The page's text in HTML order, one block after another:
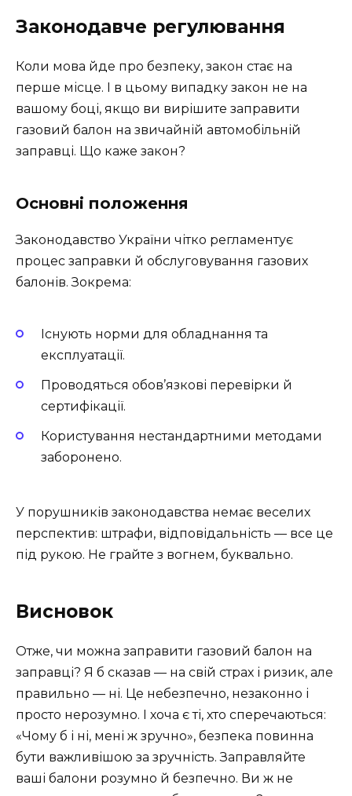
Законодавче регулювання
Коли мова йде про безпеку, закон стає на
перше місце. І в цьому випадку закон не на
вашому боці, якщо ви вирішите заправити
газовий балон на звичайній автомобільній
заправці. Що каже закон?
Основні положення
Законодавство України чітко регламентує
процес заправки й обслуговування газових
балонів. Зокрема:
Існують норми для обладнання та
експлуатації.
Проводяться обов’язкові перевірки й
сертифікації.
Користування нестандартними методами
заборонено.
У порушників законодавства немає веселих
перспектив: штрафи, відповідальність — все це
під рукою. Не грайте з вогнем, буквально.
Висновок
Отже, чи можна заправити газовий балон на
заправці? Я б сказав — на свій страх і ризик, але
правильно — ні. Це небезпечно, незаконно і
просто нерозумно. І хоча є ті, хто сперечаються:
«Чому б і ні, мені ж зручно», безпека повинна
бути важливішою за зручність. Заправляйте
ваші балони розумно й безпечно. Ви ж не